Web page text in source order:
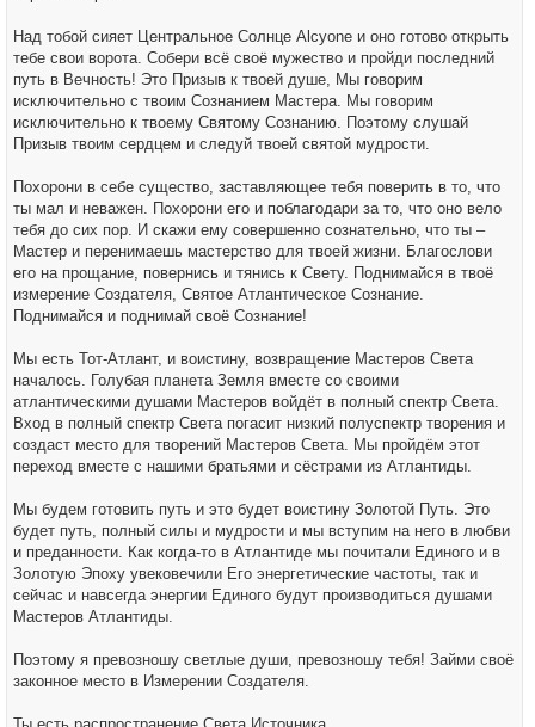
Над тобой сияет Центральное Солнце Alcyone и оно готово открыть
тебе свои ворота. Собери всё своё мужество и пройди последний
путь в Вечность! Это Призыв к твоей душе, Мы говорим
исключительно с твоим Сознанием Мастера. Мы говорим
исключительно к твоему Святому Сознанию. Поэтому слушай
Призыв твоим сердцем и следуй твоей святой мудрости.
Похорони в себе существо, заставляющее тебя поверить в то, что
ты мал и неважен. Похорони его и поблагодари за то, что оно вело
тебя до сих пор. И скажи ему совершенно сознательно, что ты –
Мастер и перенимаешь мастерство для твоей жизни. Благослови
его на прощание, повернись и тянись к Свету. Поднимайся в твоё
измерение Создателя, Святое Атлантическое Сознание.
Поднимайся и поднимай своё Сознание!
Мы есть Тот-Атлант, и воистину, возвращение Мастеров Света
началось. Голубая планета Земля вместе со своими
атлантическими душами Мастеров войдёт в полный спектр Света.
Вход в полный спектр Света погасит низкий полуспектр творения и
создаст место для творений Мастеров Света. Мы пройдём этот
переход вместе с нашими братьями и сёстрами из Атлантиды.
Мы будем готовить путь и это будет воистину Золотой Путь. Это
будет путь, полный силы и мудрости и мы вступим на него в любви
и преданности. Как когда-то в Атлантиде мы почитали Единого и в
Золотую Эпоху увековечили Его энергетические частоты, так и
сейчас и навсегда энергии Единого будут производиться душами
Мастеров Атлантиды.
Поэтому я превозношу светлые души, превозношу тебя! Займи своё
законное место в Измерении Создателя.